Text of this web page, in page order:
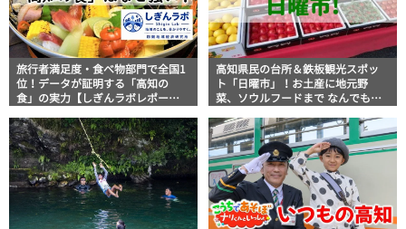
旅行者満足度・食べ物部門で全国1
位！データが証明する「高知の
食」の実力【しぎんラボレポー
高知県民の台所＆鉄板観光スポッ
ト「日曜市」！お土産に地元野
菜、ソウルフードまで なんでもそ
説！